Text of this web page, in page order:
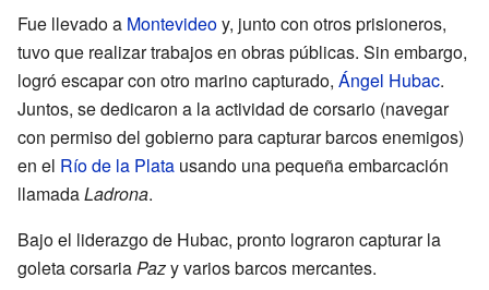
Fue llevado a Montevideoy, junto con otros prisioneros,
tuvo que realizar trabajos en obras públicas. Sin embargo,
logró escapar con otro marino capturado, Ángel Hubac.
Juntos, se dedicaron a la actividad de corsario (navegar
con permiso del gobierno para capturar barcos enemigos)
en el Río de la Plata usando una pequeña embarcación
llamadaLadrona.
Bajo el liderazgo de Hubac, pronto lograron capturar la
goleta corsariaPazy varios barcos mercantes.